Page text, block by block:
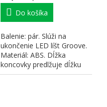
Do košíka
Balenie: pár. Slúži na
ukončenie LED líšt Groove.
Materiál: ABS. Dĺžka
koncovky predlžuje dĺžku
lišty na každej...